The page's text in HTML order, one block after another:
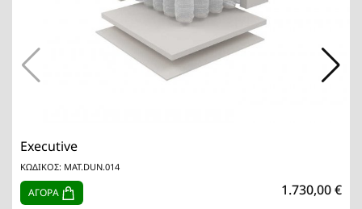
Executive
ΚΩΔΙΚΟΣ: MAT.DUN.014
ΑΓΟΡΑ 1.730,00 €